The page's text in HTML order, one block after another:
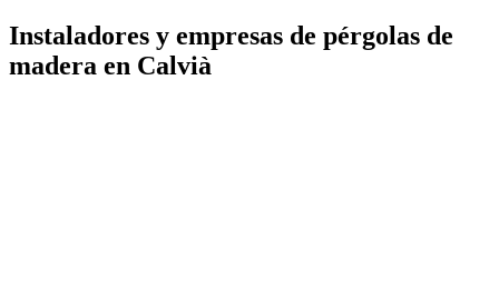
Instaladores y empresas de pérgolas de
madera en Calvià